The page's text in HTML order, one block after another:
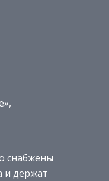
снабжены
и держат